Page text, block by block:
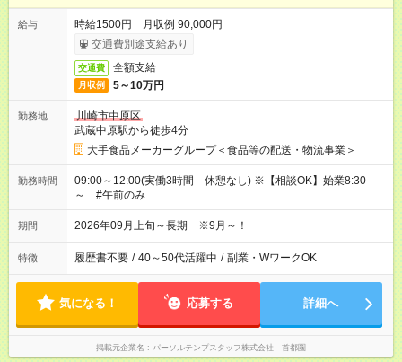
給与
時給1500円 月収例 90,000円
交通費別途支給あり
交通費 全額支給
月収例 5～10万円
勤務地
川崎市中原区
武蔵中原駅から徒歩4分
大手食品メーカーグループ＜食品等の配送・物流事業＞
勤務時間
09:00～12:00(実働3時間 休憩なし) ※【相談OK】始業8:30
～ #午前のみ
期間 2026年09月上旬～長期 ※9月～！
特徴 履歴書不要 / 40～50代活躍中 / 副業・WワークOK
気になる！ 応募する 詳細へ
掲載元企業名 パーソルテンプスタッフ株式会社 首都圏